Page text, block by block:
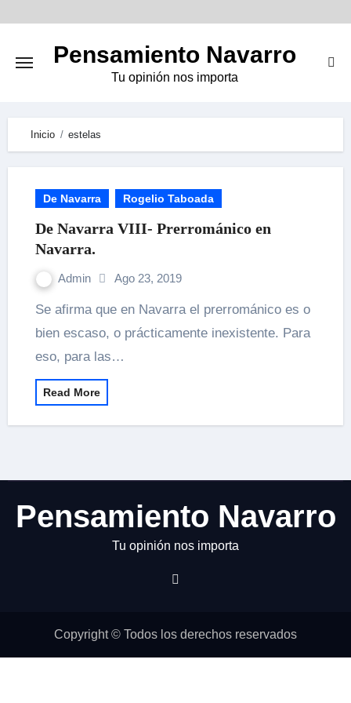
Pensamiento Navarro
Tu opinión nos importa
Inicio estelas
De Navarra Rogelio Taboada
De Navarra VIII- Prerrománico en
Navarra.
Admin Ago 23, 2019
Se afirma que en Navarra el prerrománico es o
bien escaso, o prácticamente inexistente. Para
eso, para las…
Read More
Pensamiento Navarro
Tu opinión nos importa
Copyright © Todos los derechos reservados